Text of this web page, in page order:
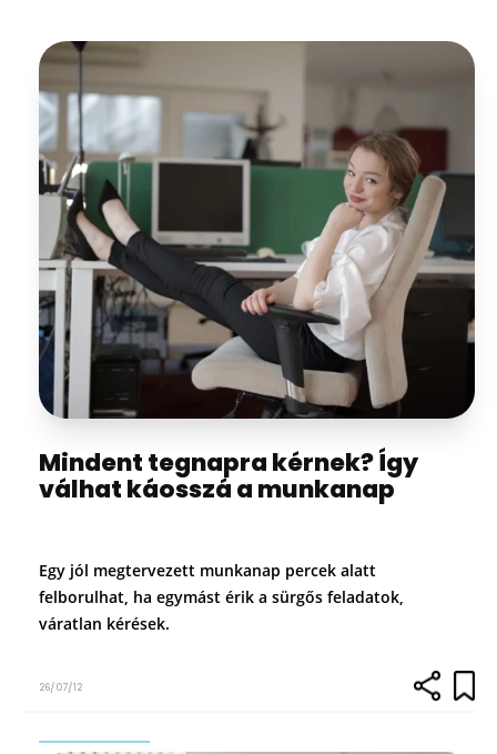
Mindent tegnapra kérnek? Így
válhat káosszá a munkanap
Egy jól megtervezett munkanap percek alatt
felborulhat, ha egymást érik a sürgős feladatok,
váratlan kérések.
26/07/12